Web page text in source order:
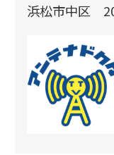
浜松市中区